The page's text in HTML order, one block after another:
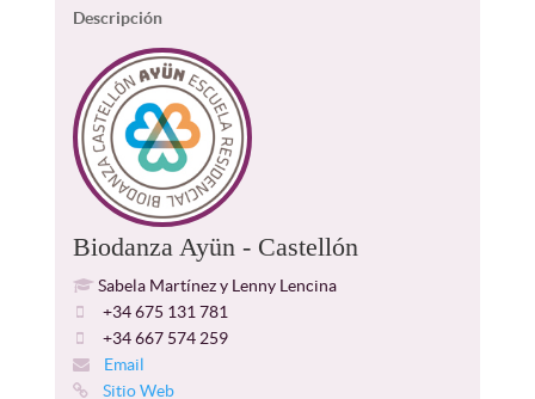
Descripción
Biodanza Ayün - Castellón
Sabela Martínez y Lenny Lencina
+34 675 131 781
+34 667 574 259
Email
Sitio Web